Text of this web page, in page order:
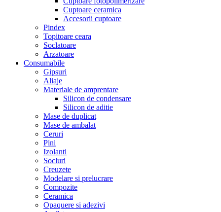
Cuptoare ceramica
Accesorii cuptoare
Pindex
Topitoare ceara
Soclatoare
Arzatoare
Consumabile
Gipsuri
Aliaje
Materiale de amprentare
Silicon de condensare
Silicon de aditie
Mase de duplicat
Mase de ambalat
Ceruri
Pini
Izolanti
Socluri
Creuzete
Modelare si prelucrare
Compozite
Ceramica
Opaquere si adezivi